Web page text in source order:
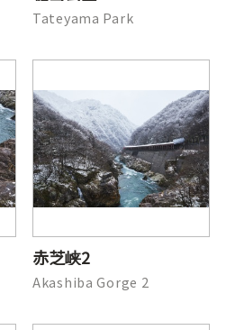
Tateyama Park
赤芝峡2
Akashiba Gorge 2